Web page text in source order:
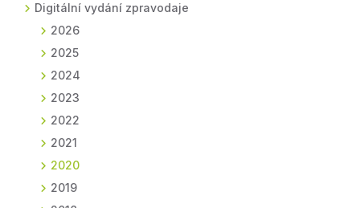
Digitální vydání zpravodaje
2026
2025
2024
2023
2022
2021
2020
2019